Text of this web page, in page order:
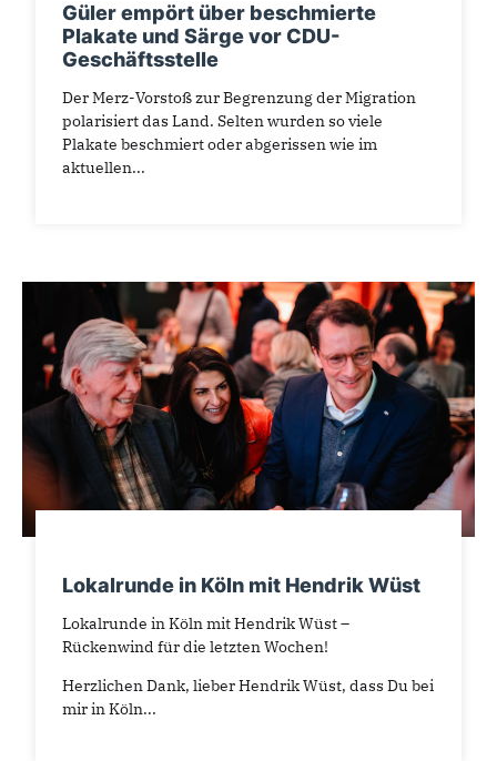
Güler empört über beschmierte
Plakate und Särge vor CDU-
Geschäftsstelle
Der Merz-Vorstoß zur Begrenzung der Migration
polarisiert das Land. Selten wurden so viele
Plakate beschmiert oder abgerissen wie im
aktuellen...
Lokalrunde in Köln mit Hendrik Wüst
Lokalrunde in Köln mit Hendrik Wüst –
Rückenwind für die letzten Wochen!
Herzlichen Dank, lieber Hendrik Wüst, dass Du bei
mir in Köln...